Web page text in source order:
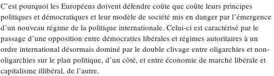
C’est pourquoi les Européens doivent défendre coûte que coûte leurs principes
politiques et démocratiques et leur modèle de société mis en danger par l’émergence
d’un nouveau régime de la politique internationale. Celui-ci est caractérisé par le
passage d’une opposition entre démocraties libérales et régimes autoritaires à un
ordre international désormais dominé par le double clivage entre oligarchies et non-
oligarchies sur le plan politique, d’un côté, et entre économie de marché libérale et
capitalisme illibéral, de l’autre.